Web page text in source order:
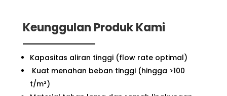
Keunggulan Produk Kami
Kapasitas aliran tinggi (flow rate optimal)
Kuat menahan beban tinggi (hingga >100
t/m²)